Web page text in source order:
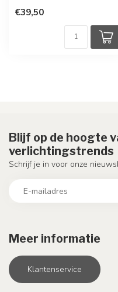
€39,50
Meer informatie
Klantenservice
Blijf op de hoogte
verlichtingstrends
Schrijf je in voor onze